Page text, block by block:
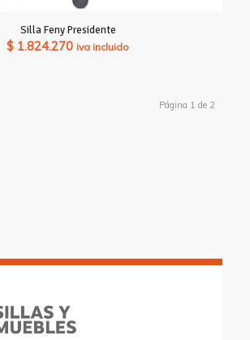
Silla Feny Presidente
$ 1.824.270 iva incluido
Página 1 de 2